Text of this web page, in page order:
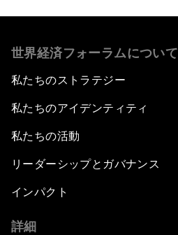
世界経済フォーラムについて
私たちのストラテジー
私たちのアイデンティティ
私たちの活動
リーダーシップとガバナンス
インパクト
詳細